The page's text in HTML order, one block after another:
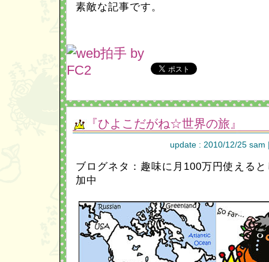
素敵な記事です。
『ひよこだがね☆世界の旅』
update : 2010/12/25
ブログネタ：趣味に月100万円使える
加中